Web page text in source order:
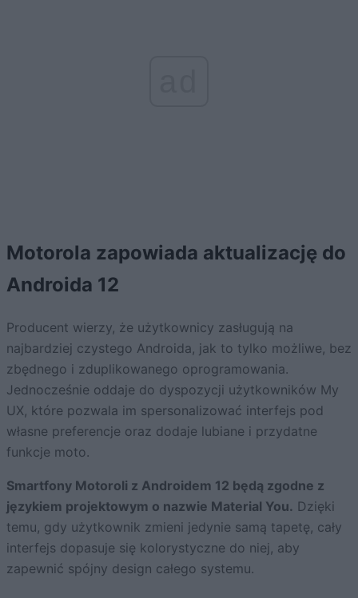
Motorola zapowiada aktualizację do
Androida 12
Producent wierzy, że użytkownicy zasługują na
najbardziej czystego Androida, jak to tylko możliwe, bez
zbędnego i zduplikowanego oprogramowania.
Jednocześnie oddaje do dyspozycji użytkowników My
UX, które pozwala im spersonalizować interfejs pod
własne preferencje oraz dodaje lubiane i przydatne
funkcje moto.
Smartfony Motoroli z Androidem 12 będą zgodne z
językiem projektowym o nazwie Material You. Dzięki
temu, gdy użytkownik zmieni jedynie samą tapetę, cały
interfejs dopasuje się kolorystyczne do niej, aby
zapewnić spójny design całego systemu.